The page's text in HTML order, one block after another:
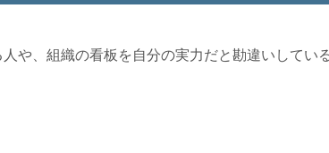
や、組織の看板を自分の実力だと勘違いしてい